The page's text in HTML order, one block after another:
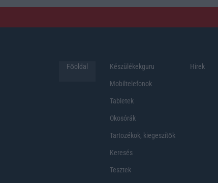
Főoldal Készülékekguru
Mobiltelefonok
Tabletek
Okosórák
Tartozékok, kiegeszítők
Keresés
Tesztek
Hirek